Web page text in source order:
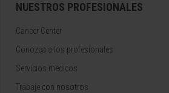
NUESTROS PROFESIONALES
Cancer Center
Conozca a los profesionales
Servicios médicos
Trabaje con nosotros